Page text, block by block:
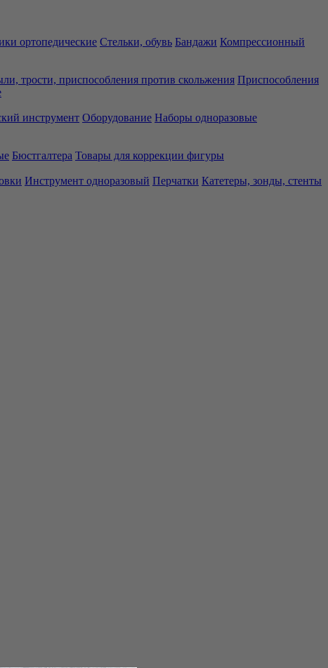
ортопедические Стельки, обувь Бандажи Компрессионный
трости, приспособления против скольжения Приспособления
инструмент Оборудование Наборы одноразовые
Бюстгалтера Товары для коррекции фигуры
Инструмент одноразовый Перчатки Катетеры, зонды, стенты